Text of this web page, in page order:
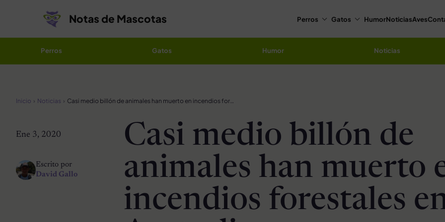
Notas de Mascotas Perros Gatos HumorNoticiasAves
Perros Gatos Humor Noticias
Inicio Noticias Casi medio billón de animales han muerto en incendios forestales en Australia
Ene 3, 2020
Escrito por
David Gallo
Casi medio billón de
animales han muerto
incendios forestales